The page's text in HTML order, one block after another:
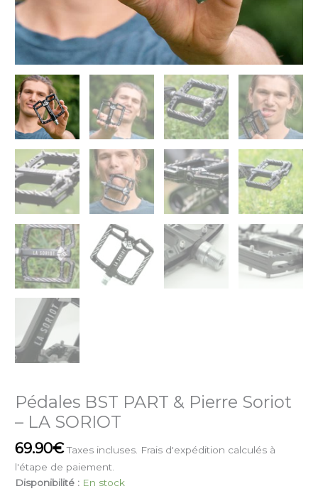
Pédales BST PART & Pierre Soriot
– LA SORIOT
69.90€ Taxes incluses. Frais d'expédition calculés à
l'étape de paiement.
Disponibilité : En stock